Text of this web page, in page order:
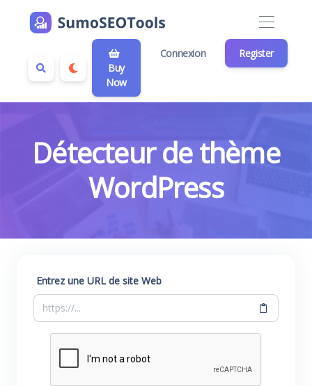
Buy
Now
Connexion Register
Détecteur de thème
WordPress
Entrez une URL de site Web